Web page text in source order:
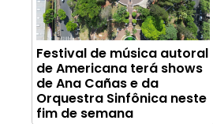
Festival de música autoral
de Americana terá shows
de Ana Cañas e da
Orquestra Sinfônica neste
fim de semana